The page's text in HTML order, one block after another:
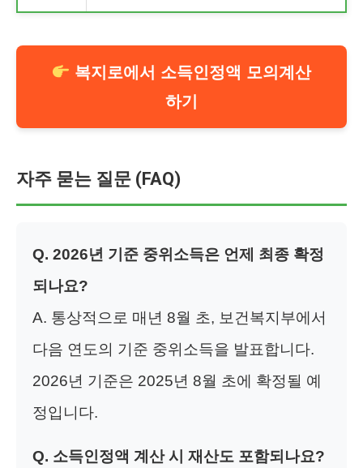
복지로에서 소득인정액 모의계산
하기
자주 묻는 질문 (FAQ)
Q. 2026년 기준 중위소득은 언제 최종 확정
되나요?
A. 통상적으로 매년 8월 초, 보건복지부에서
다음 연도의 기준 중위소득을 발표합니다.
2026년 기준은 2025년 8월 초에 확정될 예
정입니다.
Q. 소득인정액 계산 시 재산도 포함되나요?